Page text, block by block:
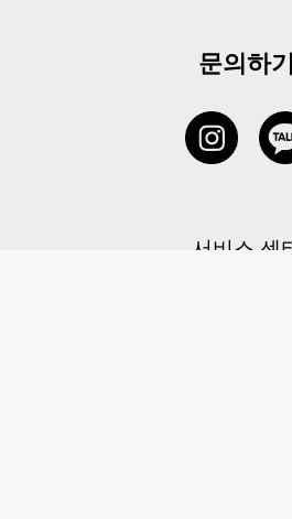
문의하기
서비스 센